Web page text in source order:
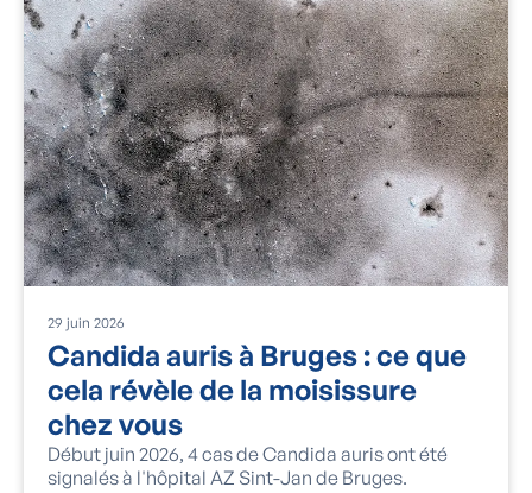
29 juin 2026
Candida auris à Bruges : ce que
cela révèle de la moisissure
chez vous
Début juin 2026, 4 cas de Candida auris ont été
signalés à l'hôpital AZ Sint-Jan de Bruges.